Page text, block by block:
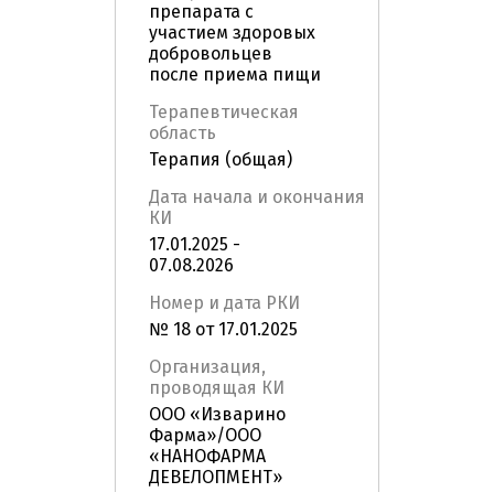
препарата с
участием здоровых
добровольцев
после приема пищи
Терапевтическая
область
Терапия (общая)
Дата начала и окончания
КИ
17.01.2025 -
07.08.2026
Номер и дата РКИ
№ 18 от 17.01.2025
Организация,
проводящая КИ
ООО «Изварино
Фарма»/ООО
«НАНОФАРМА
ДЕВЕЛОПМЕНТ»